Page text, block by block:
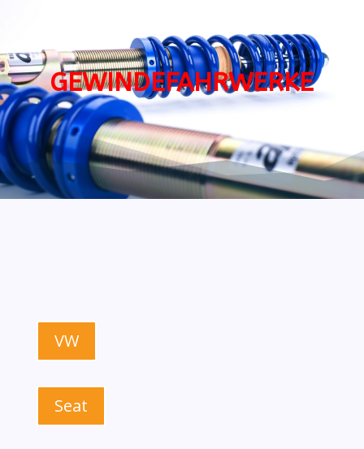
GEWINDEFAHRWERKE
VW
Seat